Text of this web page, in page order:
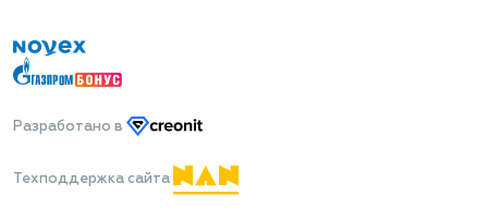
Разработано в
Техподдержка сайта